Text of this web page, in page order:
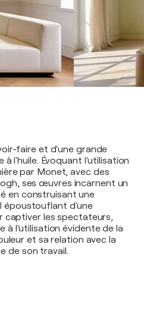
faire et d'une grande
à l'huile. Évoquant l'utilisation
par Monet, avec des
ses œuvres incarnent un
en construisant une
époustouflant d'une
captiver les spectateurs,
à l'utilisation évidente de la
et sa relation avec la
de son travail.